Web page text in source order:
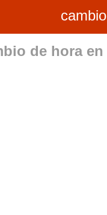
cambio
de hora en